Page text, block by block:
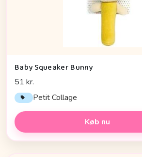
Baby Squeaker Bunny
51 kr.
Petit Collage
Køb nu